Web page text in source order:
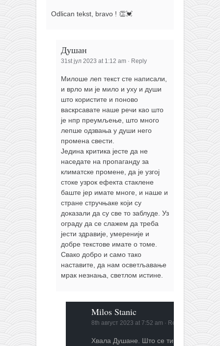
Odlican tekst, bravo ! 👏💓
Душан
31st јул 2023 at 1:12 am · Reply
Милоше леп текст сте написали,
и врло ми је мило и уху и души
што користите и поново
васкрсавате наше речи као што
је нпр преумљење, што много
лепше одзвања у души него
промена свести.
Једина критика јесте да не
наседате на пропаганду за
климатске промене, да је узгој
стоке узрок ефекта стаклене
баште јер имате многе, и наше и
стране стручњаке који су
доказали да су све то заблуде. Уз
ограду да се слажем да треба
јести здравије, умереније и
добре текстове имате о томе.
Свако добро и само тако
наставите, да нам осветљавање
мрак незнања, светлом истине.
Milos Stanic
8th август 2023 at 7:52 am · Reply
Хвала Душане. Што се тиче